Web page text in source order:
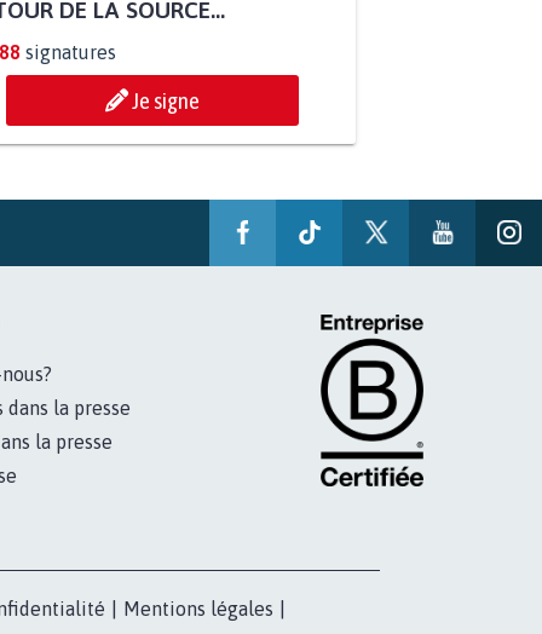
DE LA SOURCE...
signatures
Je signe
la presse
la presse
Mentions légales